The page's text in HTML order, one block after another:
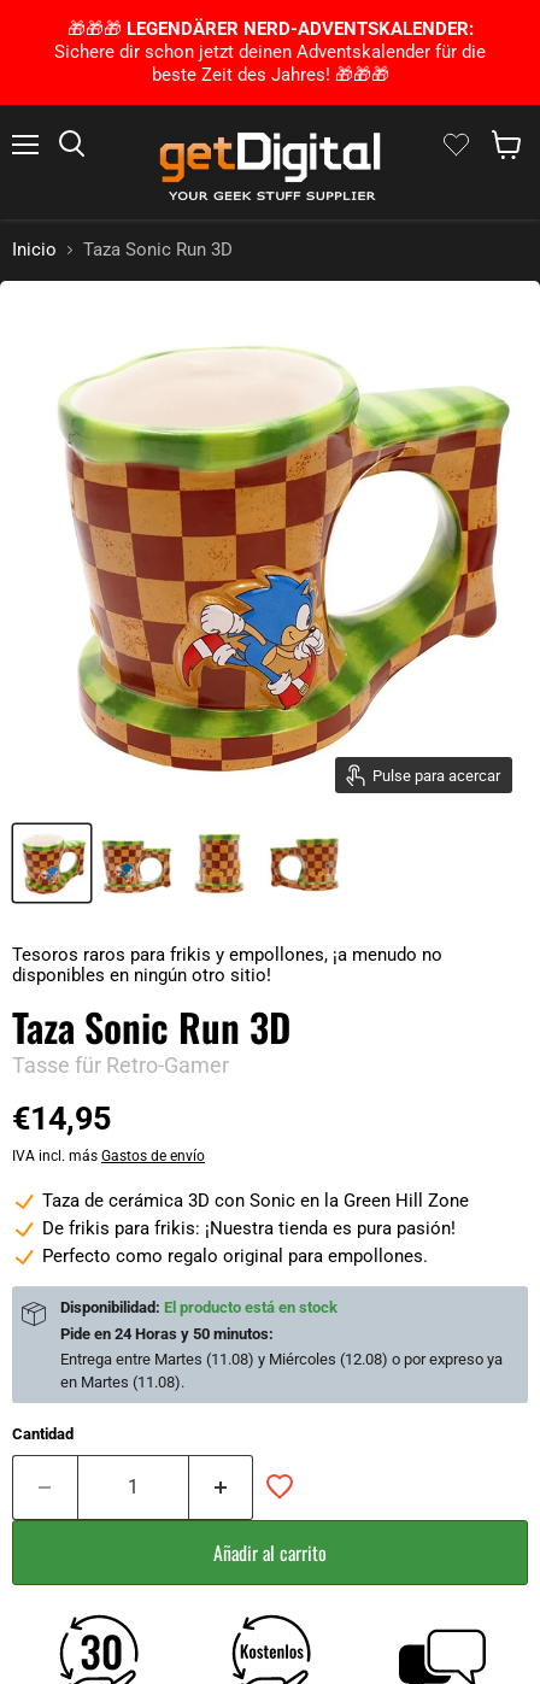
🎁🎁🎁 LEGENDÄRER NERD-ADVENTSKALENDER:
Sichere dir schon jetzt deinen Adventskalender für die
beste Zeit des Jahres! 🎁🎁🎁
Inicio Taza Sonic Run 3D
Pulse para acercar
Tesoros raros para frikis y empollones, ¡a menudo no
disponibles en ningún otro sitio!
Taza Sonic Run 3D
Tasse für Retro-Gamer
€14,95
IVA incl. más Gastos de envío
Taza de cerámica 3D con Sonic en la Green Hill Zone
De frikis para frikis: ¡Nuestra tienda es pura pasión!
Perfecto como regalo original para empollones.
Disponibilidad: El producto está en stock
Pide en 24 Horas y 50 minutos:
Entrega entre Martes (11.08) y Miércoles (12.08) o por expreso ya
en Martes (11.08).
Cantidad
Añadir al carrito